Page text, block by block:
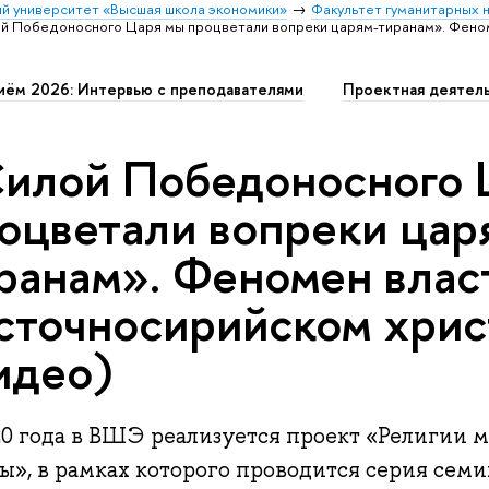
университет «Высшая школа экономики»
Факультет гуманитарных
Победоносного Царя мы процветали вопреки царям-тиранам».
2026: Интервью с преподавателями Проектная
вопреки
Феномен
года в ВШЭ реализуется проект «Религии
в рамках которого проводится серия